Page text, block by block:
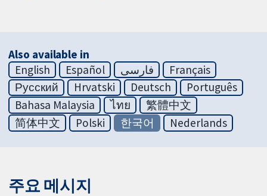
Also available in
English
Español فارسی
Français
Русский
Hrvatski Deutsch
Português
Bahasa Malaysia
ไทย
繁體中文
简体中文
Polski 한국어 Nederlands
주요 메시지